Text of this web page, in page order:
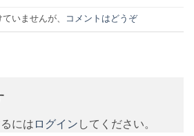
いませんが、 コメントはどうぞ
にはログイン してください。